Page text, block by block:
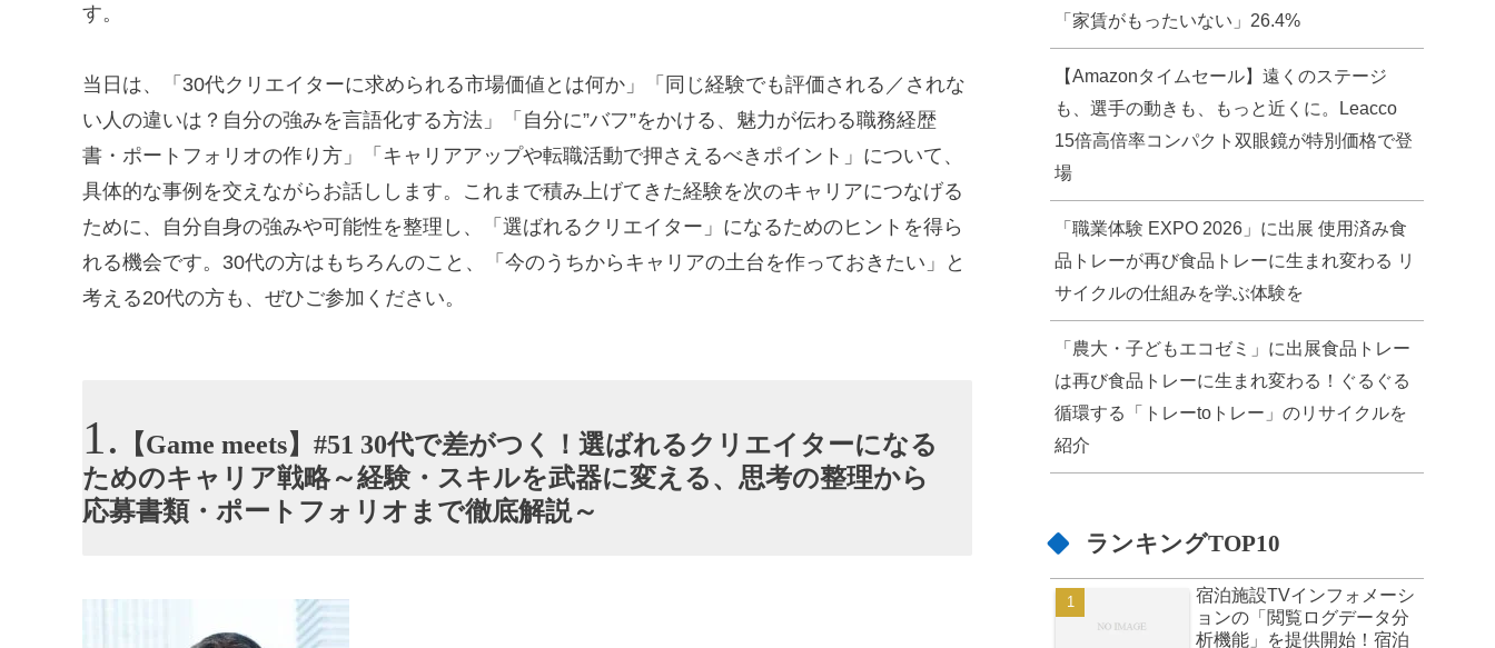
す。
当日は、「30代クリエイターに求められる市場価値とは何か」「同じ経験でも評価される／されな
い人の違いは？自分の強みを言語化する方法」「自分に”バフ”をかける、魅力が伝わる職務経歴
書・ポートフォリオの作り方」「キャリアアップや転職活動で押さえるべきポイント」について、
具体的な事例を交えながらお話しします。これまで積み上げてきた経験を次のキャリアにつなげる
ために、自分自身の強みや可能性を整理し、「選ばれるクリエイター」になるためのヒントを得ら
れる機会です。30代の方はもちろんのこと、「今のうちからキャリアの土台を作っておきたい」と
考える20代の方も、ぜひご参加ください。
【Game meets】#51 30代で差がつく！選ばれるクリエイターになる
ためのキャリア戦略～経験・スキルを武器に変える、思考の整理から
応募書類・ポートフォリオまで徹底解説～
「家賃がもったいない」26.4%
【Amazonタイムセール】遠くのステージ
も、選手の動きも、もっと近くに。Leacco
15倍高倍率コンパクト双眼鏡が特別価格で登
場
「職業体験 EXPO 2026」に出展 使用済み食
品トレーが再び食品トレーに生まれ変わる リ
サイクルの仕組みを学ぶ体験を
「農大・子どもエコゼミ」に出展食品トレー
は再び食品トレーに生まれ変わる！ぐるぐる
循環する「トレーtoトレー」のリサイクルを
紹介
ランキングTOP10
宿泊施設TVインフォメーシ
ョンの「閲覧ログデータ分
析機能」を提供開始！宿泊